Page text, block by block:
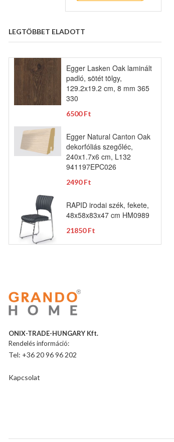
LEGTÖBBET ELADOTT
Egger Lasken Oak laminált
padló, sötét tölgy,
129.2x19.2 cm, 8 mm 365
330
6500 Ft
Egger Natural Canton Oak
dekorfóliás szegőléc,
240x1.7x6 cm, L132
941197EPC026
2490 Ft
RAPID irodai szék, fekete,
48x58x83x47 cm HM0989
21850 Ft
ONIX-TRADE-HUNGARY Kft.
Rendelés információ:
Tel: +36 20 96 96 202
Kapcsolat